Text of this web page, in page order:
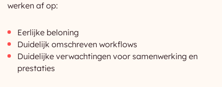
werken af op:
Eerlijke beloning
Duidelijk omschreven workflows
Duidelijke verwachtingen voor samenwerking en
prestaties